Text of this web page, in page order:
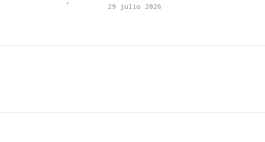
29 julio 2026